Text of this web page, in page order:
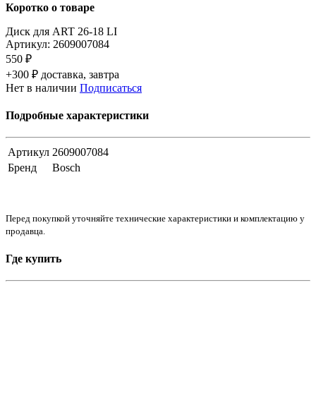
Коротко о товаре
Диск для ART 26-18 LI
Артикул: 2609007084
550 ₽
+300 ₽ доставка, завтра
Нет в наличии Подписаться
Подробные характеристики
Артикул 2609007084
Бренд
Bosch
Перед покупкой уточняйте технические характеристики и комплектацию у
продавца.
Где купить